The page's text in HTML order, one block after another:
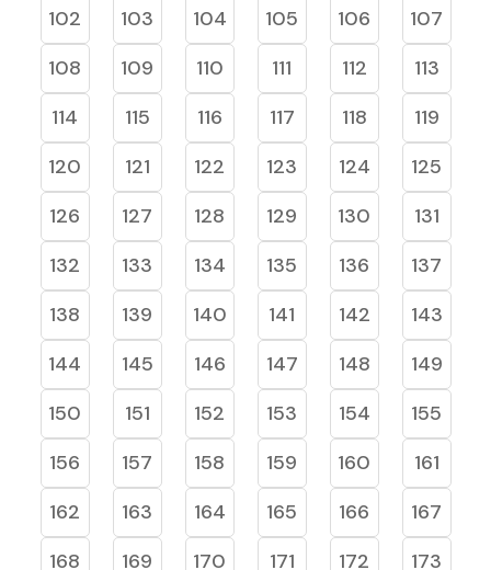
102
103 104 105 106
107
108
109 110 111 112
113
114
115 116 117 118
119
120
121 122 123 124
125
126
127 128 129 130
131
132
133 134 135 136
137
138
139 140 141 142
143
144
145 146 147 148
149
150
151 152 153 154
155
156
157 158 159 160
161
162
163 164 165 166
167
168
169 170 171 172
173